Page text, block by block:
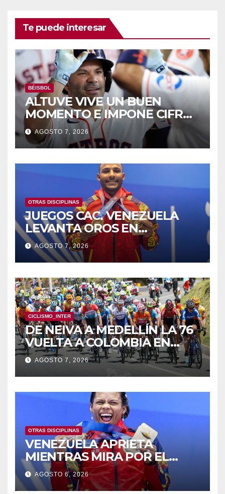
Te puede interesar
BÉISBOL
ALTUVE VIVE UN BUEN
MOMENTO E IMPONE CIFRAS
HISTÓRICAS
AGOSTO 7, 2026
OTRAS DISCIPLINAS
JUEGOS CAC. VENEZUELA
LEVANTA OROS EN
HALTEROFILIA Y TIRO
AGOSTO 7, 2026
CICLISMO_INTER
DE NEIVA A MEDELLÍN LA 76
VUELTA A COLOMBIA EN
BICICLETA
AGOSTO 7, 2026
OTRAS DISCIPLINAS
VENEZUELA APRIETA
MIENTRAS MIRA POR EL
RETROVISOR
AGOSTO 6, 2026